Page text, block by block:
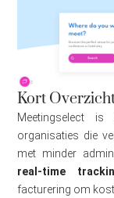
Kort
Meetingselect is
organisaties die
met minder
real-time
facturering om